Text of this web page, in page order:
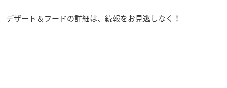
デザート＆フードの詳細は、続報をお見逃しなく！